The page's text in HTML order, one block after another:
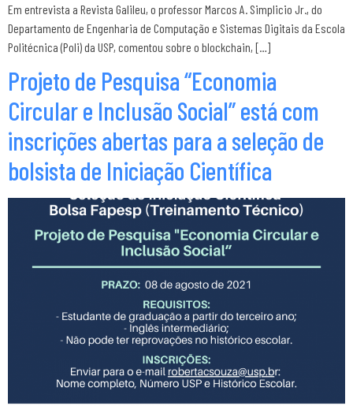
Em entrevista a Revista Galileu, o professor Marcos A. Simplicio Jr., do
Departamento de Engenharia de Computação e Sistemas Digitais da Escola
Politécnica (Poli) da USP, comentou sobre o blockchain, […]
Projeto de Pesquisa “Economia
Circular e Inclusão Social” está com
inscrições abertas para a seleção de
bolsista de Iniciação Científica